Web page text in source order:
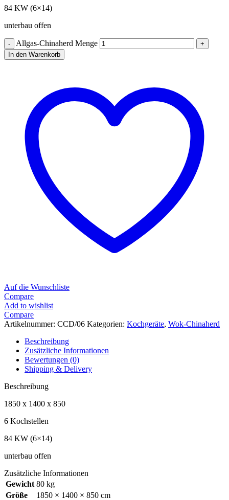
84 KW (6×14)
unterbau offen
Allgas-Chinaherd Menge
In den Warenkorb
Auf die Wunschliste
Compare
Add to wishlist
Compare
Artikelnummer: CCD/06 Kategorien: Kochgeräte, Wok-Chinaherd
Beschreibung
Zusätzliche Informationen
Bewertungen (0)
Shipping & Delivery
Beschreibung
1850 x 1400 x 850
6 Kochstellen
84 KW (6×14)
unterbau offen
Zusätzliche Informationen
Gewicht 80 kg
Größe
1850 × 1400 × 850 cm